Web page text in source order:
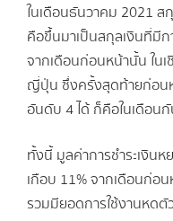
ในเดือนธันวาคม 2021
คือขึ้นมาเป็นสกุลเงินที่มี
จากเดือนก่อนหน้านั้น ในเ
ญี่ปุ่น ซึ่งครั้งสุดท้ายก่อน
อันดับ 4 ได้ ก็คือในเดือน
ทั้งนี้ มูลค่าการชำระเงิน
เกือบ 11% จากเดือนก่อ
รวมมียอดการใช้งานหดตั